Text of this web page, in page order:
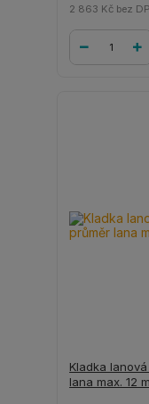
2 863 Kč bez
Kladka
lana max. 12